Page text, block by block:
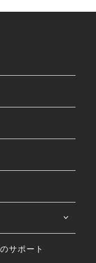
サポート